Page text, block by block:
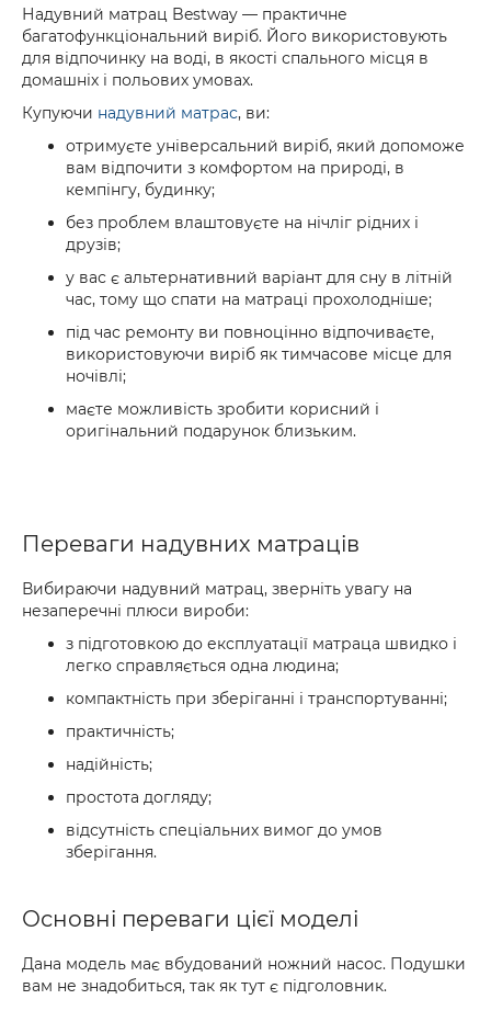
Надувний матрац Bestway — практичне
багатофункціональний виріб. Його використовують
для відпочинку на воді, в якості спального місця в
домашніх і польових умовах.
Купуючи надувний матрас, ви:
отримуєте універсальний виріб, який допоможе
вам відпочити з комфортом на природі, в
кемпінгу, будинку;
без проблем влаштовуєте на нічліг рідних і
друзів;
у вас є альтернативний варіант для сну в літній
час, тому що спати на матраці прохолодніше;
під час ремонту ви повноцінно відпочиваєте,
використовуючи виріб як тимчасове місце для
ночівлі;
маєте можливість зробити корисний і
оригінальний подарунок близьким.
Переваги надувних матраців
Вибираючи надувний матрац, зверніть увагу на
незаперечні плюси вироби:
з підготовкою до експлуатації матраца швидко і
легко справляється одна людина;
компактність при зберіганні і транспортуванні;
практичність;
надійність;
простота догляду;
відсутність спеціальних вимог до умов
зберігання.
Основні переваги цієї моделі
Дана модель має вбудований ножний насос. Подушки
вам не знадобиться, так як тут є підголовник.